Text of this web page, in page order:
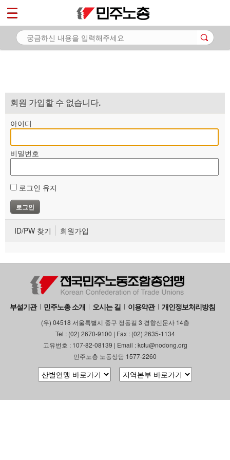
회원 가입할 수 없습니다.
아이디
비밀번호
로그인 유지
ID/PW 찾기 회원가입
부설기관 민주노총 소개 오시는 길 이용약관 개인정보처리방침
(우) 04518 서울특별시 중구 정동길 3 경향신문사 14층
Tel : (02) 2670-9100 | Fax : (02) 2635-1134
고유번호 : 107-82-08139 | Email : kctu@nodong.org
민주노총 노동상담 1577-2260
마이페이지
소개
자료
부설기관